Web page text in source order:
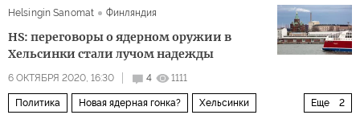
Helsingin Sanomat
Финляндия
HS: переговоры о ядерном оружии в
Хельсинки стали лучом надежды
6 ОКТЯБРЯ 2020, 16:30 4 1111
Еще 2
Политика Новая ядерная гонка? Хельсинки